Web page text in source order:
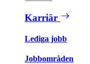
Karriär
Lediga jobb
Jobbområden